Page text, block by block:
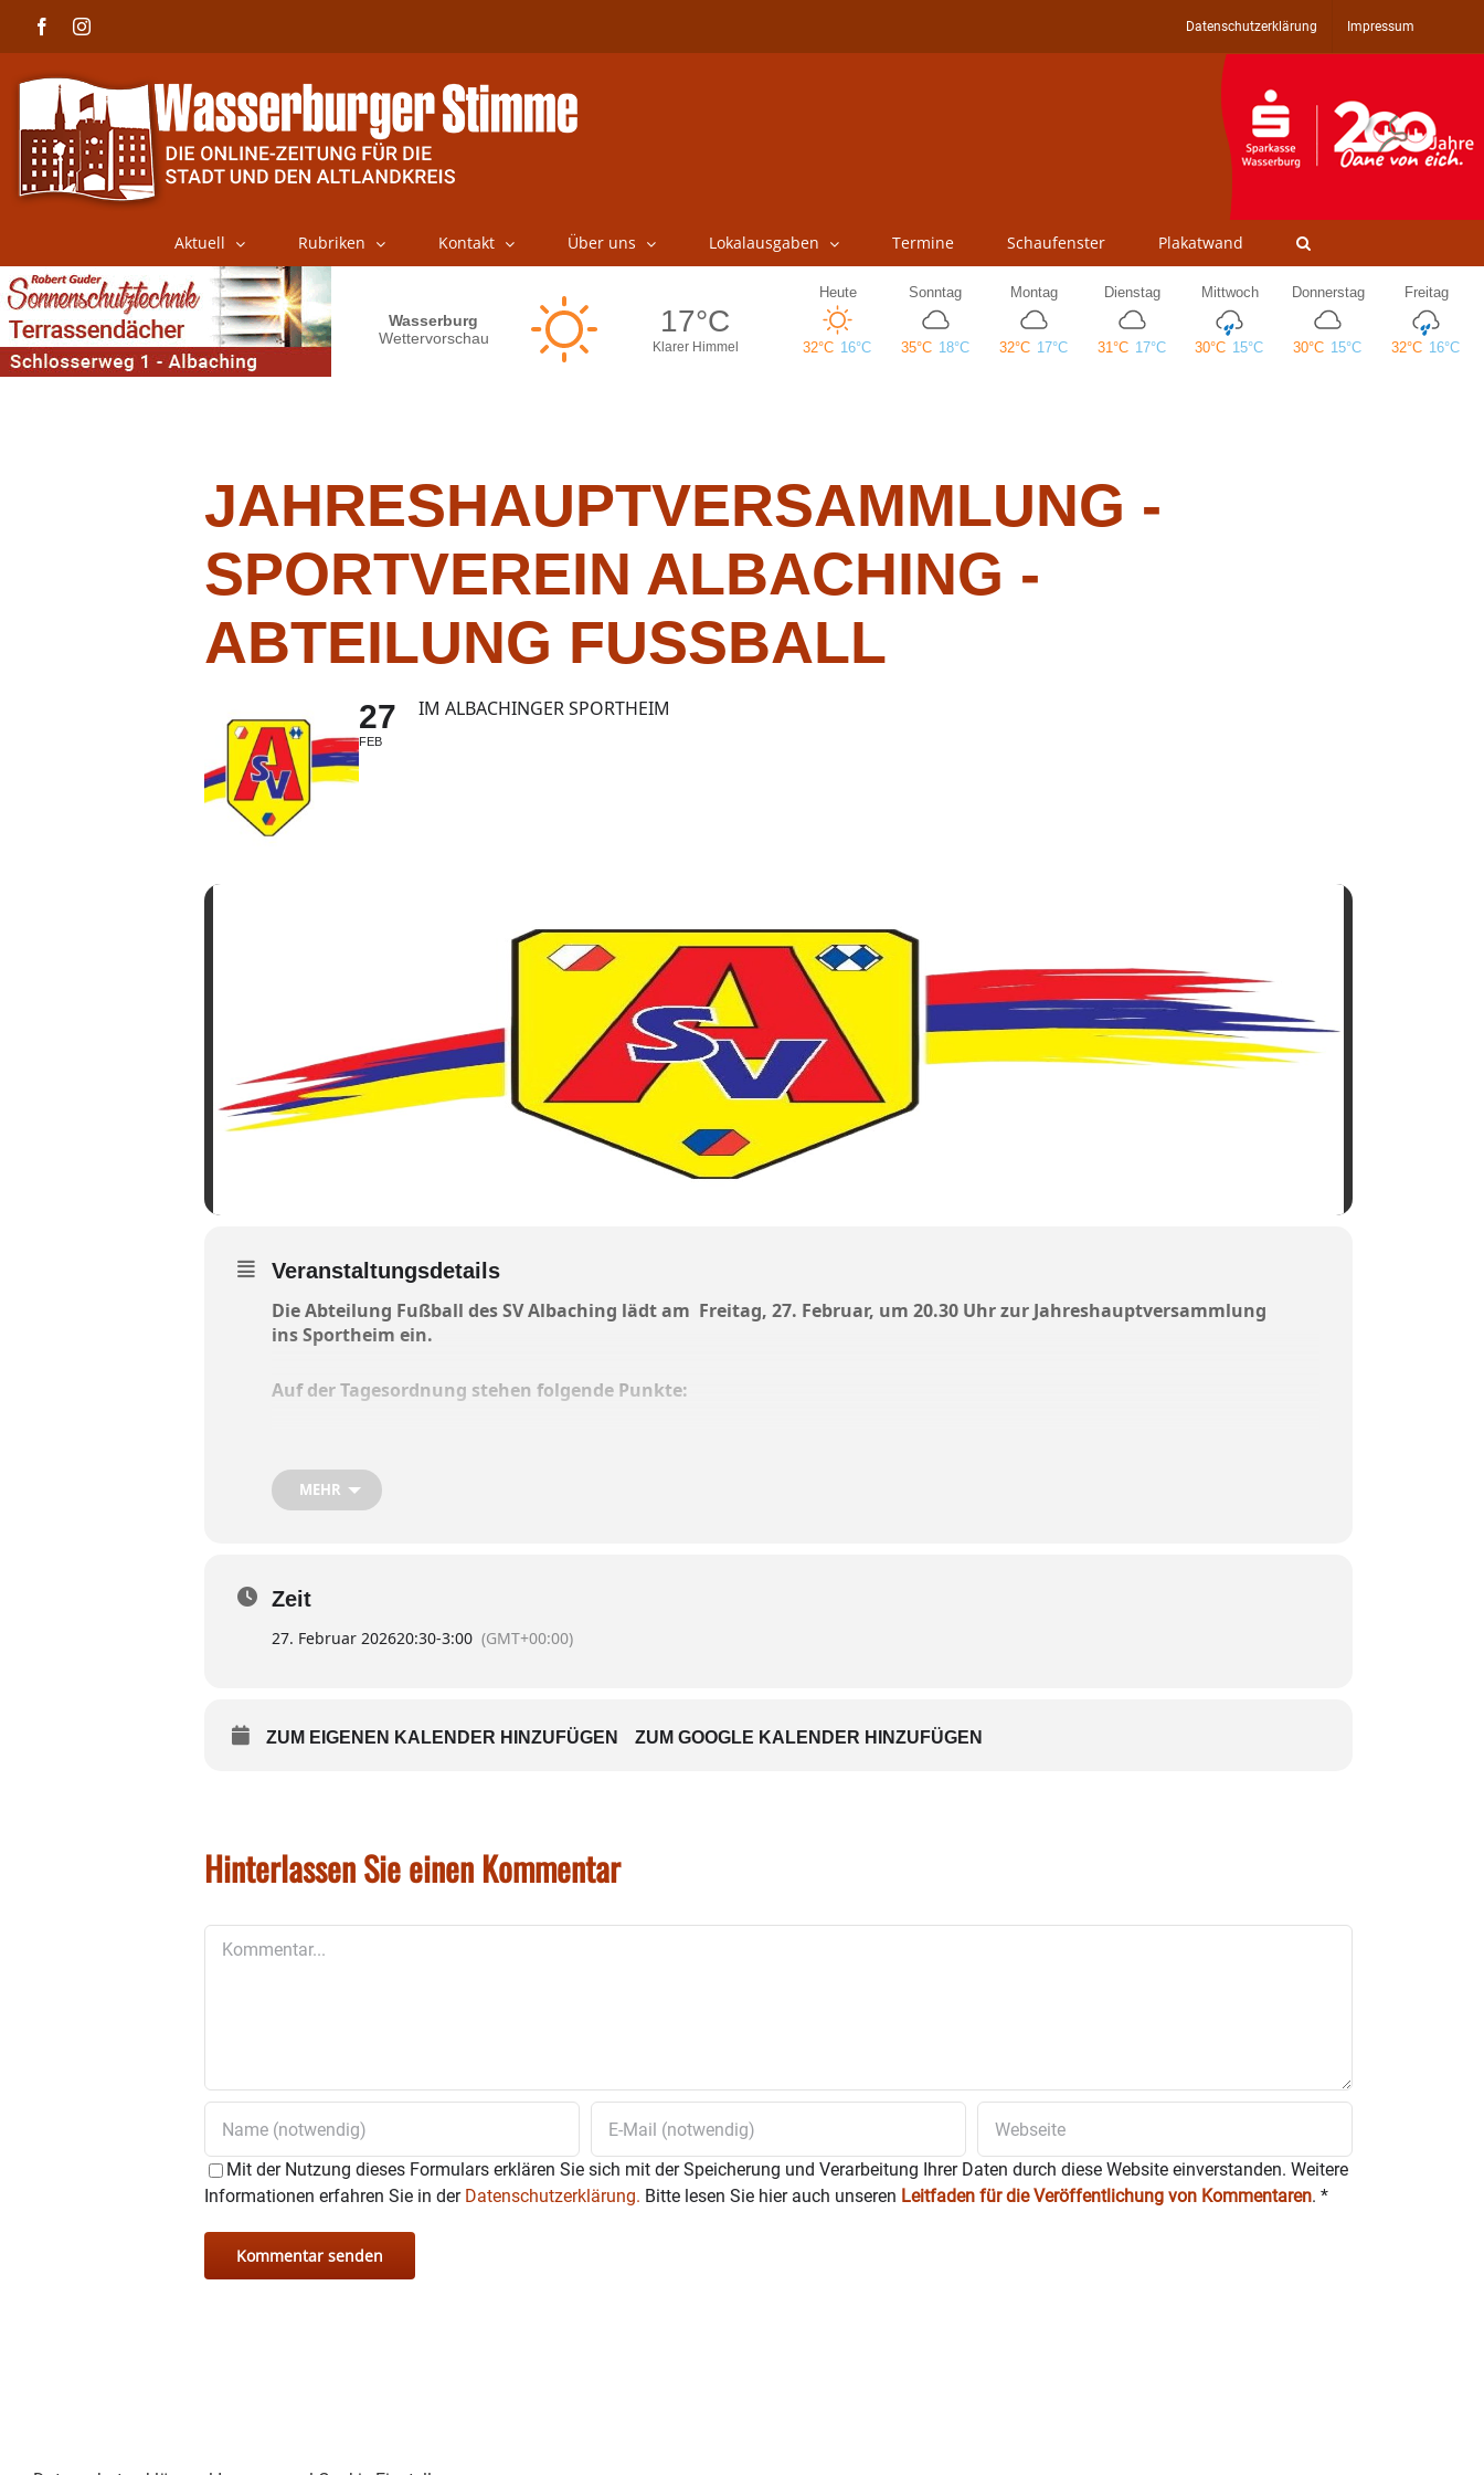
FacebookInstagram Datenschutzerklärung Impressum
Aktuell Rubriken Kontakt Über uns Lokalausgaben Termine Schaufenster Plakatwand
JAHRESHAUPTVERSAMMLUNG -
SPORTVEREIN ALBACHING -
ABTEILUNG FUSSBALL
27
FEB
IM ALBACHINGER SPORTHEIM
Veranstaltungsdetails
Die Abteilung Fußball des SV Albaching lädt am Freitag, 27. Februar, um 20.30 Uhr zur Jahreshauptversammlung
ins Sportheim ein.
Auf der Tagesordnung stehen folgende Punkte:
Bericht Seniorenmannschaften
Bericht Jugendabteilung
Entlastung der Vorstandschaft
Ehrungen
MEHR
Zeit
27. Februar 202620:30-3:00 (GMT+00:00)
ZUM EIGENEN KALENDER HINZUFÜGEN ZUM GOOGLE KALENDER HINZUFÜGEN
Hinterlassen Sie einen Kommentar
Mit der Nutzung dieses Formulars erklären Sie sich mit der Speicherung und Verarbeitung Ihrer Daten durch diese Website einverstanden. Weitere
Informationen erfahren Sie in der Datenschutzerklärung. Bitte lesen Sie hier auch unseren Leitfaden für die Veröffentlichung von Kommentaren. *